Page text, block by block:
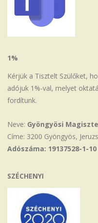
1%
Kérjük a Tisztelt Szülőket,
adójuk 1%-val, melyet
fordítunk.
Neve: Gyöngyösi
Címe: 3200 Gyöngyös,
Adószáma: 19137528-1-10
SZÉCHENYI